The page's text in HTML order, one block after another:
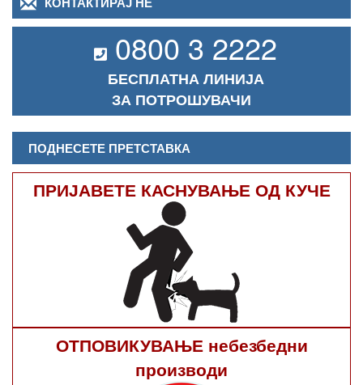
0800 3 2222
БЕСПЛАТНА ЛИНИЈА
ЗА ПОТРОШУВАЧИ
ПОДНЕСЕТЕ ПРЕТСТАВКА
ПРИЈАВЕТЕ КАСНУВАЊЕ ОД КУЧЕ
ОТПОВИКУВАЊЕ небезбедни
производи